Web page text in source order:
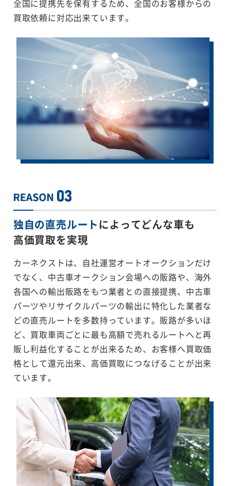
全国に提携先を保有するため、全国のお客様からの
買取依頼に対応出来ています。
独自の直売ルートによってどんな車も
高価買取を実現
カーネクストは、自社運営オートオークションだけ
でなく、中古車オークション会場への販路や、海外
各国への輸出販路をもつ業者との直接提携、中古車
パーツやリサイクルパーツの輸出に特化した業者な
どの直売ルートを多数持っています。販路が多いほ
ど、買取車両ごとに最も高額で売れるルートへと再
販し利益化することが出来るため、お客様へ買取価
格として還元出来、高価買取につなげることが出来
ています。